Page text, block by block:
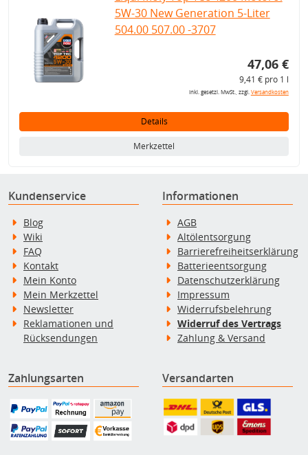
5W-30 New Generation 5-Liter
504.00 507.00 -3707
47,06 €
9,41 € pro 1 l
inkl. gesetzl. MwSt., zzgl.Versandkosten
Details
Merkzettel
Kundenservice
Blog
Wiki
FAQ
Kontakt
Mein Konto
Mein Merkzettel
Newsletter
Reklamationen und
Rücksendungen
Informationen
AGB
Altölentsorgung
Barrierefreiheitserklärung
Batterieentsorgung
Datenschutzerklärung
Impressum
Widerrufsbelehrung
Widerruf des Vertrags
Zahlung & Versand
Zahlungsarten Versandarten